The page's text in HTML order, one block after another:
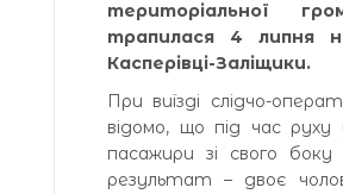
територіальної
трапилася 4 липня
Касперівці-Заліщики.
При виїзді слідчо-
відомо, що під час руху
пасажири зі свого боку
результат – двоє